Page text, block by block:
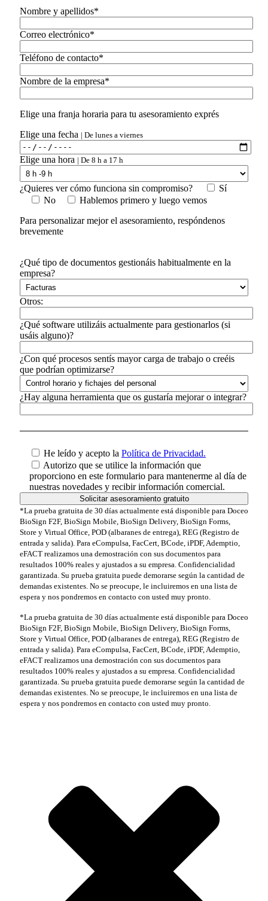
Nombre y apellidos*
Correo electrónico*
Teléfono de contacto*
Nombre de la empresa*
Elige una franja horaria para tu asesoramiento exprés
Elige una fecha | De lunes a viernes
Elige una hora | De 8 h a 17 h
¿Quieres ver cómo funciona sin compromiso?
Sí
No
Hablemos primero y luego vemos
Para personalizar mejor el asesoramiento, respóndenos
brevemente
¿Qué tipo de documentos gestionáis habitualmente en la
empresa?
Otros:
¿Qué software utilizáis actualmente para gestionarlos (si
usáis alguno)?
¿Con qué procesos sentís mayor carga de trabajo o creéis
que podrían optimizarse?
¿Hay alguna herramienta que os gustaría mejorar o integrar?
He leído y acepto la Política de Privacidad.
Autorizo que se utilice la información que
proporciono en este formulario para mantenerme al día de
nuestras novedades y recibir información comercial.
*La prueba gratuita de 30 días actualmente está disponible para Doceo
BioSign F2F, BioSign Mobile, BioSign Delivery, BioSign Forms,
Store y Virtual Office, POD (albaranes de entrega), REG (Registro de
entrada y salida). Para eCompulsa, FacCert, BCode, iPDF, Ademptio,
eFACT realizamos una demostración con sus documentos para
resultados 100% reales y ajustados a su empresa. Confidencialidad
garantizada. Su prueba gratuita puede demorarse según la cantidad de
demandas existentes. No se preocupe, le incluiremos en una lista de
espera y nos pondremos en contacto con usted muy pronto.
*La prueba gratuita de 30 días actualmente está disponible para Doceo
BioSign F2F, BioSign Mobile, BioSign Delivery, BioSign Forms,
Store y Virtual Office, POD (albaranes de entrega), REG (Registro de
entrada y salida). Para eCompulsa, FacCert, BCode, iPDF, Ademptio,
eFACT realizamos una demostración con sus documentos para
resultados 100% reales y ajustados a su empresa. Confidencialidad
garantizada. Su prueba gratuita puede demorarse según la cantidad de
demandas existentes. No se preocupe, le incluiremos en una lista de
espera y nos pondremos en contacto con usted muy pronto.